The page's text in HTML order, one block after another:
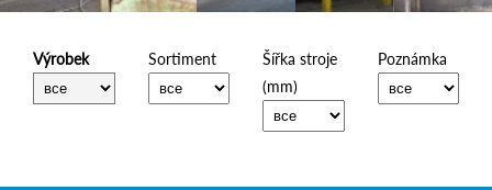
Výrobek Sortiment
Šířka stroje
(mm)
Poznámka